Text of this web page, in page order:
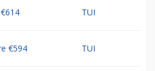
TUI
€594 TUI